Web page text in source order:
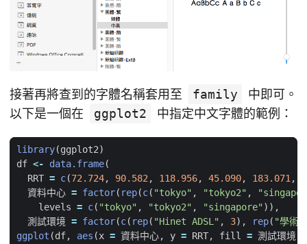
接著再將查到的字體名稱套用至 family
中即可。
以下是一個在
ggplot2 中指定中文字體的範例：
library(ggplot2)
df <- data.frame(
RRT = c(72.724, 90.582, 118.956, 45.090, 183.071,
  資料中心
= factor( rep(c( "tokyo" , "tokyo2" ,
levels = c( "tokyo" , "tokyo2" , "singapore")),
  測試環境
= factor(c( rep( "Hinet ADSL" , 3), rep( "學術
ggplot (df, aes (x = 資料中心, y = RRT, fill = 測試環境